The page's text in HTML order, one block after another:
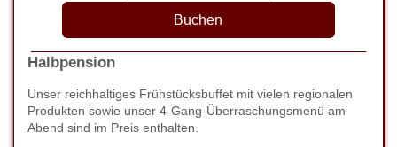
Halbpension
Unser reichhaltiges Frühstücksbuffet mit vielen regionalen
Produkten sowie unser 4-Gang-Überraschungsmenü am
Abend sind im Preis enthalten.